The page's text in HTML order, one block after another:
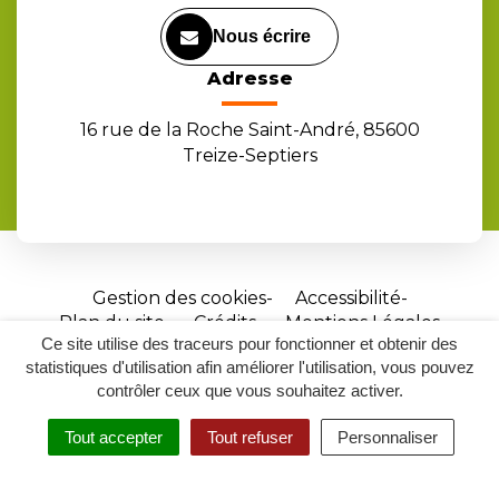
Ce site utilise des traceurs pour fonctionner et obtenir des
statistiques d'utilisation afin améliorer l'utilisation, vous pouvez
contrôler ceux que vous souhaitez activer.
Tout accepter Tout refuser Personnaliser
RECHERCHER
ACCESSIBILITÉ
Nous écrire
Adresse
16 rue de la Roche Saint-André, 85600
Treize-Septiers
Gestion des cookies
Accessibilité
Plan du site
Crédits
Mentions Légales
Site
réalisé
par
Inovagora